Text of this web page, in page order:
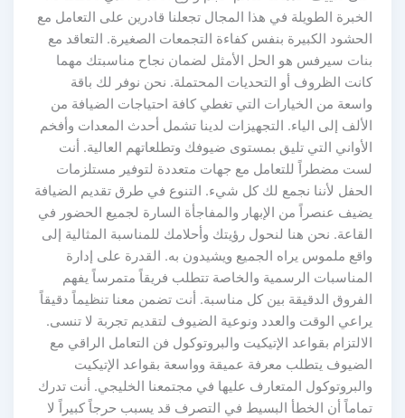
الخبرة الطويلة في هذا المجال تجعلنا قادرين على التعامل مع
الحشود الكبيرة بنفس كفاءة التجمعات الصغيرة. التعاقد مع
بنات سيرفس هو الحل الأمثل لضمان نجاح مناسبتك مهما
كانت الظروف أو التحديات المحتملة. نحن نوفر لك باقة
واسعة من الخيارات التي تغطي كافة احتياجات الضيافة من
الألف إلى الياء. التجهيزات لدينا تشمل أحدث المعدات وأفخم
الأواني التي تليق بمستوى ضيوفك وتطلعاتهم العالية. أنت
لست مضطراً للتعامل مع جهات متعددة لتوفير مستلزمات
الحفل لأننا نجمع لك كل شيء. التنوع في طرق تقديم الضيافة
يضيف عنصراً من الإبهار والمفاجأة السارة لجميع الحضور في
القاعة. نحن هنا لنحول رؤيتك وأحلامك للمناسبة المثالية إلى
واقع ملموس يراه الجميع ويشيدون به. القدرة على إدارة
المناسبات الرسمية والخاصة تتطلب فريقاً متمرساً يفهم
الفروق الدقيقة بين كل مناسبة. أنت تضمن معنا تنظيماً دقيقاً
يراعي الوقت والعدد ونوعية الضيوف لتقديم تجربة لا تنسى.
الالتزام بقواعد الإتيكيت والبروتوكول فن التعامل الراقي مع
الضيوف يتطلب معرفة عميقة وواسعة بقواعد الإتيكيت
والبروتوكول المتعارف عليها في مجتمعنا الخليجي. أنت تدرك
تماماً أن الخطأ البسيط في التصرف قد يسبب حرجاً كبيراً لا